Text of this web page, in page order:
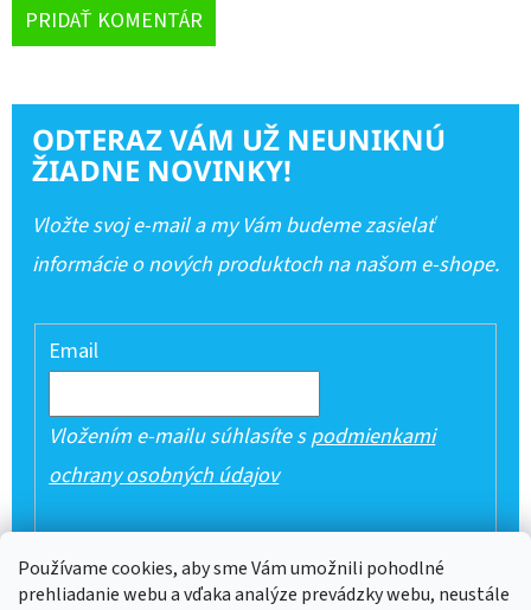
Používame cookies, aby sme Vám umožnili pohodlné
prehliadanie webu a vďaka analýze prevádzky webu, neustále
PRIDAŤ KOMENTÁR
ODTERAZ VÁM UŽ NEUNIKNÚ
ŽIADNE NOVINKY!
Vložte svoj e-mail a my Vám budeme zasielať
informácie o nových produktoch na našom e-shope.
Email
Vložením e-mailu súhlasíte spodmienkami
ochrany osobných údajov
PRIHLÁSIŤ SA